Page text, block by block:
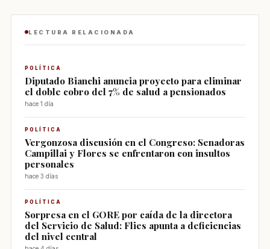
LECTURA RELACIONADA
POLÍTICA
Diputado Bianchi anuncia proyecto para eliminar
el doble cobro del 7% de salud a pensionados
hace 1 día
POLÍTICA
Vergonzosa discusión en el Congreso: Senadoras
Campillai y Flores se enfrentaron con insultos
personales
hace 3 días
POLÍTICA
Sorpresa en el GORE por caída de la directora
del Servicio de Salud: Flies apunta a deficiencias
del nivel central